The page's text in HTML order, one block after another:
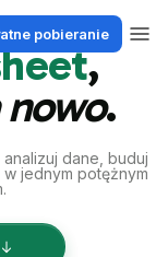
pobieranie
iPadOnlineWPS
,
.
dane, buduj
jednym potężnym